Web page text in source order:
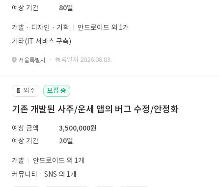
예상 기간
80일
개발 · 디자인 · 기획
안드로이드 외 1개
기타(IT 서비스 구축)
서울특별시 · 등록일자 2026.08.03.
📔 외주 모집 중
기존 개발된 사주/운세 앱의 버그 수정/안정화
예상 금액
3,500,000원
예상 기간
20일
개발
안드로이드 외 1개
커뮤니티ㆍSNS 외 1개